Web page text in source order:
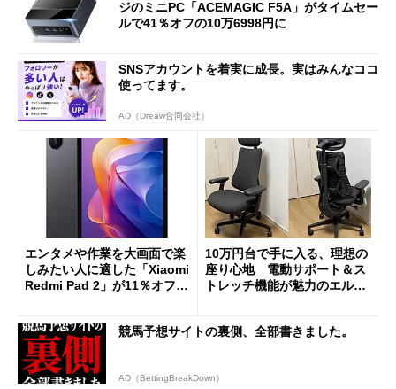
ジのミニPC「ACEMAGIC F5A」がタイムセー
ルで41％オフの10万6998円に
SNSアカウントを着実に成長。実はみんなココ
使ってます。
AD（Dreaw合同会社）
エンタメや作業を大画面で楽
しみたい人に適した「Xiaomi
Redmi Pad 2」が11％オフの
10万円台で手に入る、理想の
座り心地 電動サポート＆ス
トレッチ機能が魅力のエルゴ
競馬予想サイトの裏側、全部書きました。
AD（BettingBreakDown）